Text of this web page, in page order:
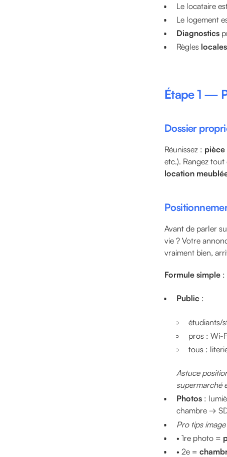
Le locataire
Le logement
Diagnostics
Règles locales
Étape 1 —
Dossier
Réunissez : pièce
etc.). Rangez
location
Avant de parler
vie ? Votre
vraiment bien,
Formule simple :
Public :
étudiants/
pros : Wi-
tous :
Astuce
supermarché
Photos :
chambre →
Pro tips image
• 1re photo =
• 2e =